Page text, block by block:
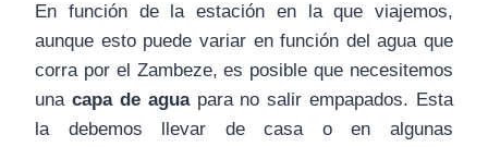
En función de la estación en la que viajemos,
aunque esto puede variar en función del agua que
corra por el Zambeze, es posible que necesitemos
una capa de aguapara no salir empapados. Esta
la debemos llevar de casa o en algunas